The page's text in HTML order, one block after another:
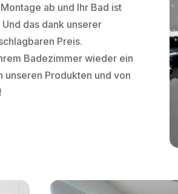
ab und Ihr Bad ist
das dank unserer
Preis.
Badezimmer wieder ein
unseren Produkten und von